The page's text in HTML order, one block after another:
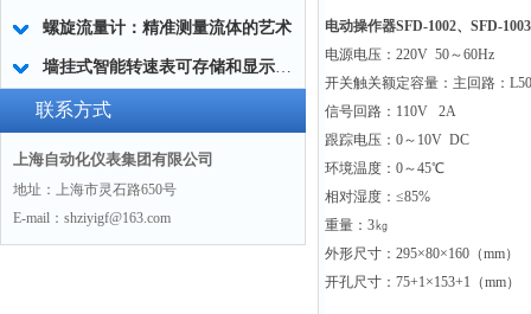
螺旋流量计：精准测量流体的艺术
墙挂式智能转速表可存储和显示出前转速值和当前时间
联系方式
上海自动化仪表集团有限公司
地址：上海市灵石路650号
E-mail：shziyigf@163.com
电动操作器SFD-1002、SFD-
电源电压：220V 50～60Hz
开关触关额定容量：主回路：
信号回路：110V 2A
跟踪电压：0～10V DC
环境温度：0～45℃
相对湿度：≤85%
重量：3㎏
外形尺寸：295×80×160（mm）
开孔尺寸：75+1×153+1（mm）